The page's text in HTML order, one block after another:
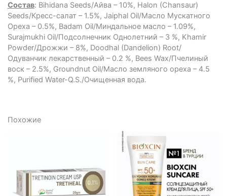
Состав: Bihidana Seeds/Айва – 10%, Halon (Chansaur)
Seeds/Кресс-салат – 1.5%, Jaiphal Oil/Масло Мускатного
Ореха – 0.5%, Badam Oil/Миндальное масло – 1.09%,
Surajmukhi Oil/Подсолнечник Однолетний – 3 %, Khamir
Powder/Дрожжи – 8%, Doodhal (Dandelion) Root/
Одуванчик лекарственный – 0.2 %, Bees Wax/Пчелиный
воск – 2.5%, Groundnut Oil/Масло земляного ореха – 4.5
%, Purified Water-Q.S./Очищенная вода.
Похожие